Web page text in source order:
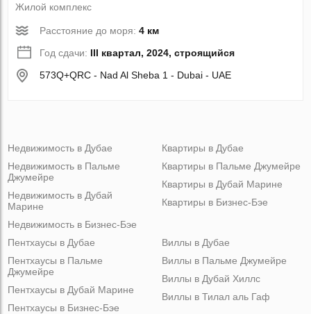
Жилой комплекс
Расстояние до моря:4 км
Год сдачи: III квартал, 2024, строящийся
573Q+QRC - Nad Al Sheba 1 - Dubai - UAE
Недвижимость в Дубае
Недвижимость в Пальме
Джумейре
Недвижимость в Дубай
Марине
Недвижимость в Бизнес-Бэе
Квартиры в Дубае
Квартиры в Пальме Джумейре
Квартиры в Дубай Марине
Квартиры в Бизнес-Бэе
Пентхаусы в Дубае
Пентхаусы в Пальме
Джумейре
Пентхаусы в Дубай Марине
Пентхаусы в Бизнес-Бэе
Виллы в Дубае
Виллы в Пальме Джумейре
Виллы в Дубай Хиллс
Виллы в Тилал аль Гаф